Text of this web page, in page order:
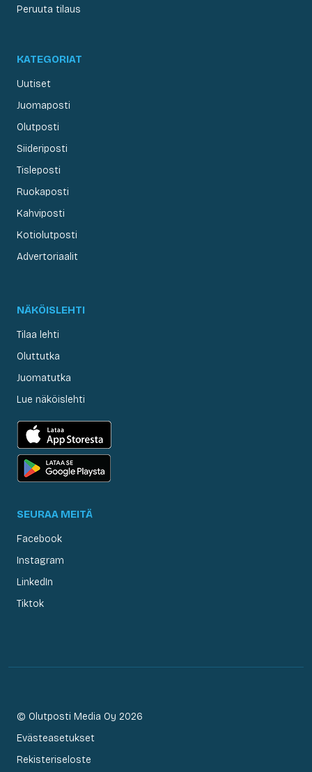
Peruuta tilaus
KATEGORIAT
Uutiset
Juomaposti
Olutposti
Siideriposti
Tisleposti
Ruokaposti
Kahviposti
Kotiolutposti
Advertoriaalit
NÄKÖISLEHTI
Tilaa lehti
Oluttutka
Juomatutka
Lue näköislehti
SEURAA MEITÄ
Facebook
Instagram
LinkedIn
Tiktok
© Olutposti Media Oy 2026
Evästeasetukset
Rekisteriseloste